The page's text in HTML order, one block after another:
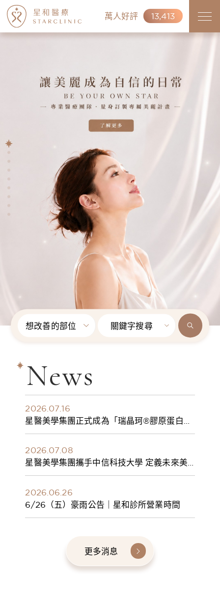
萬人好評 13,413
想改善的部位 關鍵字搜尋
News
2026.07.16
星醫美學集團正式成為「瑞晶珂®膠原蛋白植
入劑」台灣獨家總代理
2026.07.08
星醫美學集團攜手中信科技大學 定義未來美
學人才新標準 建構健康美學產學共育模式 串
2026.06.26
6/26（五）豪雨公告｜星和診所營業時間
更多消息